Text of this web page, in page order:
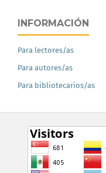
INFORMACIÓN
Para lectores/as
Para autores/as
Para bibliotecarios/as